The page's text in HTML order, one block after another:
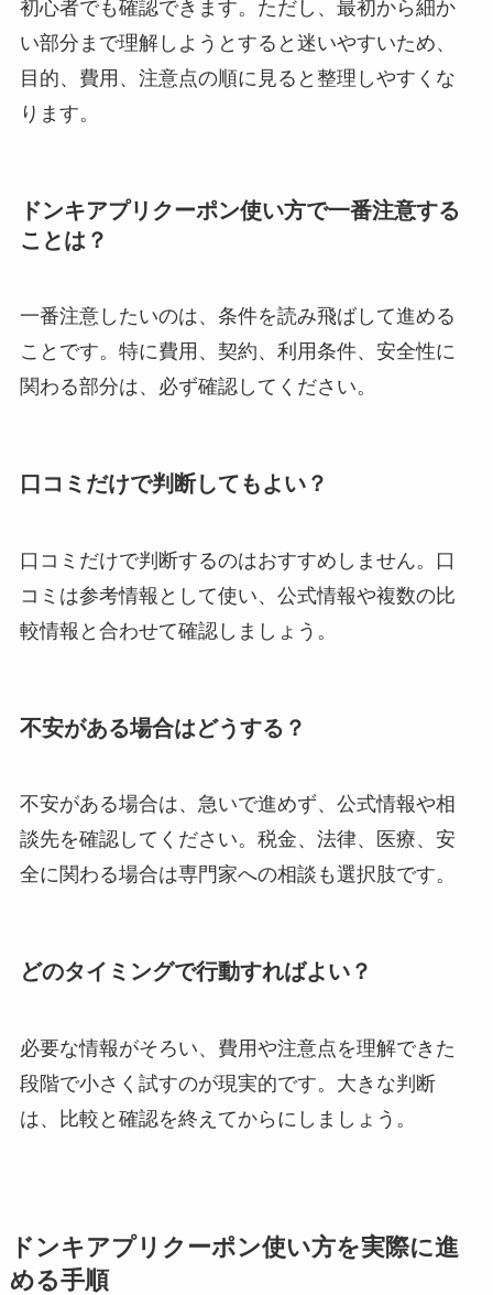
初心者でも確認できます。ただし、最初から細か
い部分まで理解しようとすると迷いやすいため、
目的、費用、注意点の順に見ると整理しやすくな
ります。
ドンキアプリクーポン使い方で一番注意する
ことは？
一番注意したいのは、条件を読み飛ばして進める
ことです。特に費用、契約、利用条件、安全性に
関わる部分は、必ず確認してください。
口コミだけで判断してもよい？
口コミだけで判断するのはおすすめしません。口
コミは参考情報として使い、公式情報や複数の比
較情報と合わせて確認しましょう。
不安がある場合はどうする？
不安がある場合は、急いで進めず、公式情報や相
談先を確認してください。税金、法律、医療、安
全に関わる場合は専門家への相談も選択肢です。
どのタイミングで行動すればよい？
必要な情報がそろい、費用や注意点を理解できた
段階で小さく試すのが現実的です。大きな判断
は、比較と確認を終えてからにしましょう。
ドンキアプリクーポン使い方を実際に進
める手順